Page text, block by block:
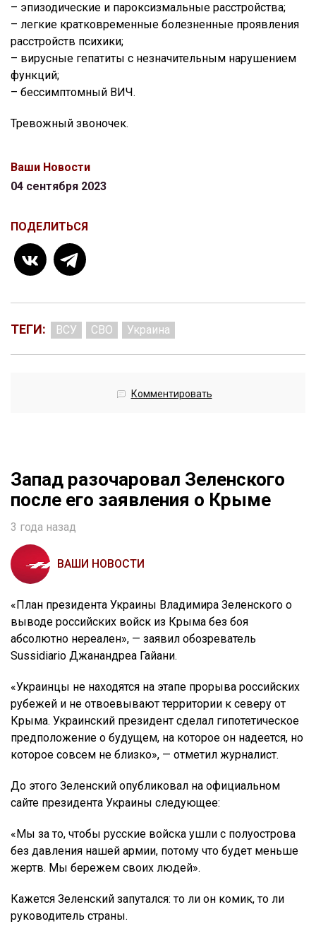
– эпизодические и пароксизмальные расстройства;
– легкие кратковременные болезненные проявления
расстройств психики;
– вирусные гепатиты с незначительным нарушением
функций;
– бессимптомный ВИЧ.
Тревожный звоночек.
Ваши Новости
04 сентября 2023
ПОДЕЛИТЬСЯ
ТЕГИ: ВСУ СВО Украина
Комментировать
Запад разочаровал Зеленского
после его заявления о Крыме
3 года назад
ВАШИ НОВОСТИ
«План президента Украины Владимира Зеленского о
выводе российских войск из Крыма без боя
абсолютно нереален», — заявил обозреватель
Sussidiario Джанандреа Гайани.
«Украинцы не находятся на этапе прорыва российских
рубежей и не отвоевывают территории к северу от
Крыма. Украинский президент сделал гипотетическое
предположение о будущем, на которое он надеется, но
которое совсем не близко», — отметил журналист.
До этого Зеленский опубликовал на официальном
сайте президента Украины следующее:
«Мы за то, чтобы русские войска ушли с полуострова
без давления нашей армии, потому что будет меньше
жертв. Мы бережем своих людей».
Кажется Зеленский запутался: то ли он комик, то ли
руководитель страны.